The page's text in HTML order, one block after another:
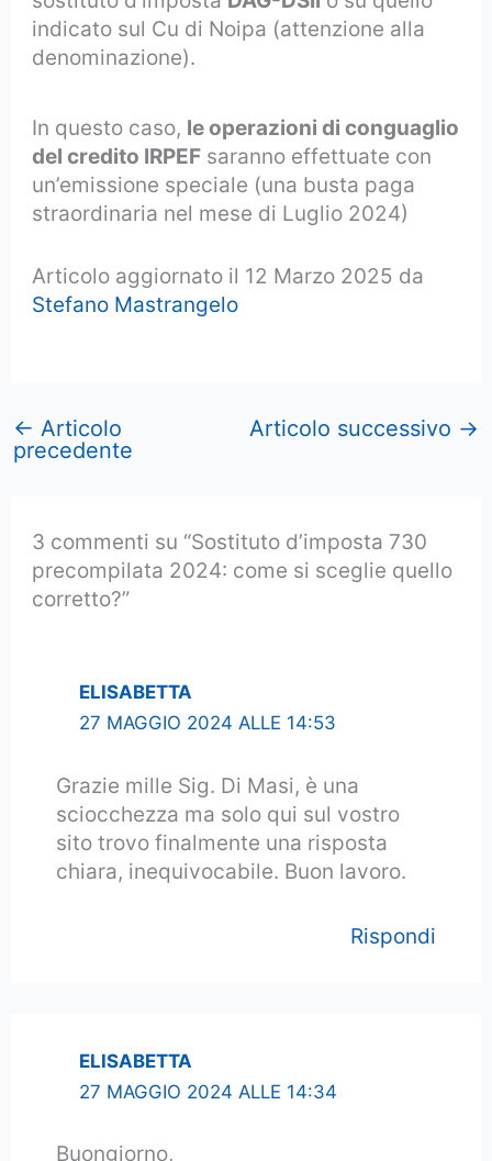
indicato sul Cu di Noipa (attenzione alla
denominazione).
In questo caso, le operazioni di conguaglio
del credito IRPEF saranno effettuate con
un’emissione speciale (una busta paga
straordinaria nel mese di Luglio 2024)
Articolo aggiornato il 12 Marzo 2025 da
Stefano Mastrangelo
← Articolo
precedente
Articolo successivo →
3 commenti su “Sostituto d’imposta 730
precompilata 2024: come si sceglie quello
corretto?”
ELISABETTA
27 MAGGIO 2024 ALLE 14:53
Grazie mille Sig. Di Masi, è una
sciocchezza ma solo qui sul vostro
sito trovo finalmente una risposta
chiara, inequivocabile. Buon lavoro.
Rispondi
ELISABETTA
27 MAGGIO 2024 ALLE 14:34
Buongiorno,